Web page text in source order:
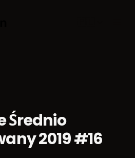
Średnio
2019 #16